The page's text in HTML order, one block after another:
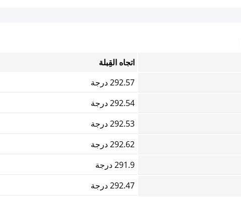
اتجاه القِبلة
292.57 درجة
292.54 درجة
292.53 درجة
292.62 درجة
291.9 درجة
292.47 درجة